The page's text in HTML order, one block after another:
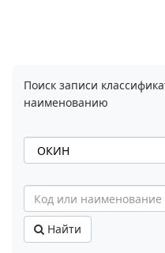
Поиск записи
наименованию
Найти